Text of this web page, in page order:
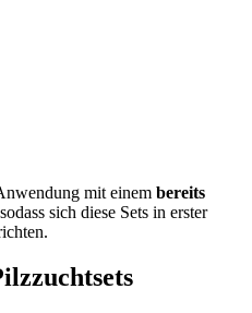
mit einem bereits
sich diese Sets in erster